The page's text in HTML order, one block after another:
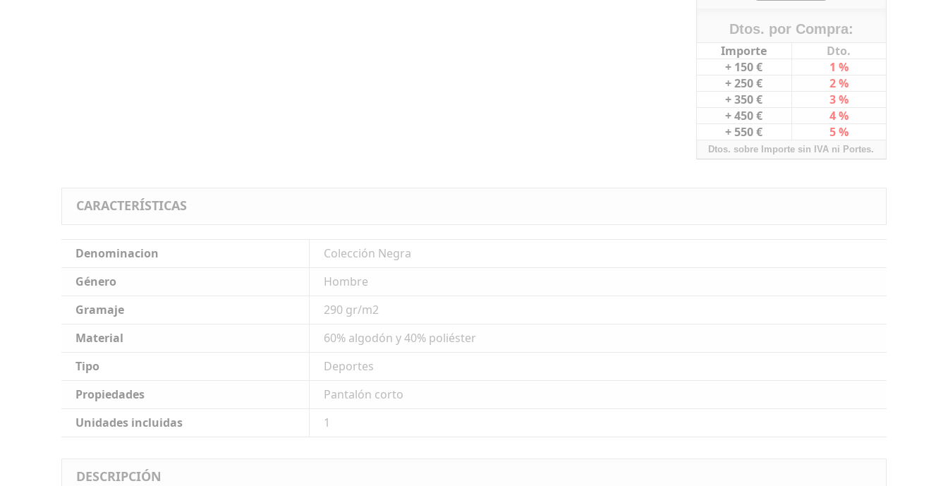
Dtos. por Compra:
Importe
Dto.
+ 150 €
1 %
+ 250 €
2 %
+ 350 €
3 %
+ 450 €
4 %
+ 550 €
5 %
Dtos. sobre Importe sin IVA ni Portes.
CARACTERÍSTICAS
Denominacion
Colección Negra
Género
Hombre
Gramaje
290 gr/m2
Material
60% algodón y 40% poliéster
Tipo
Deportes
Propiedades
Pantalón corto
Unidades incluidas
1
DESCRIPCIÓN